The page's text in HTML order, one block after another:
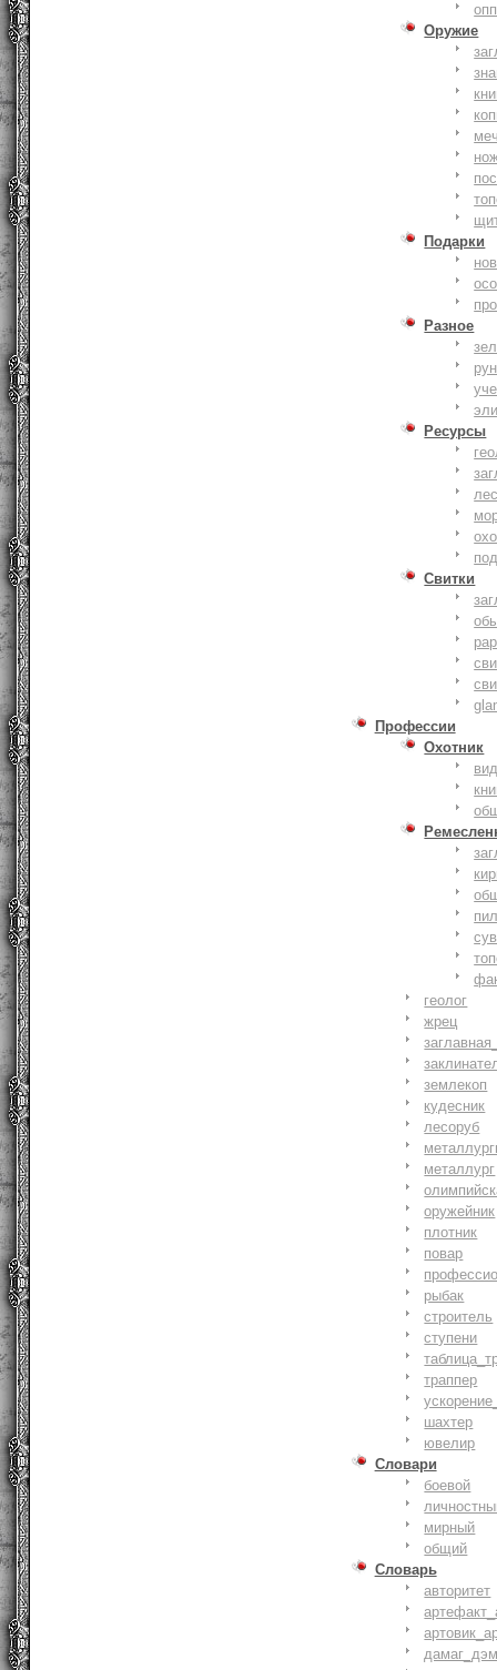
опп
Оружие
Подарки
Разное
Ресурсы
Свитки
Профессии
Охотник
геолог
жрец
землекоп
кудесник
лесоруб
металлург
оружейник
плотник
повар
рыбак
строитель
ступени
траппер
шахтер
ювелир
Словари
боевой
мирный
общий
Словарь
авторитет